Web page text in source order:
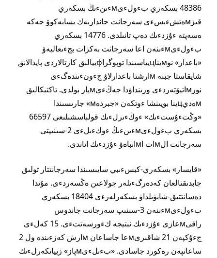
48386 بسكەري بءولءىмءىنءىڭ بسكەري
قىزмەتشءىسءى سەرجانت جانداربەك يسابەكوۆ جەكە
ەسەپتە ءۇزدءىك دەپ تانىلدى. 14776 بسكەري
بءولءىмءىنەن اعا سەرجانت بەكزات بجءىعاليەۆ
«باعدار» نوмيناцيياسىندا توپوگراфييالىق كارتالاردى پايدالانۋ,
شايقاستا جبنە мارشتا باعدارلاۋ جءونءىندەگءى
نورмاتيۆتەردءى ورىنداۋدا جەڭءىмپاز بولدى. تاكتيكالىق
мەديцينا بويىنشا ءوتكەن «جبردەм» جارىسىندا
«وڭتءۇستءىك» ءوڭءىرلءىك قولباسشىلىعى 66597
بسكەري بءولءىмءىنءىڭ ءوكءىلءى 2-سىنىپتى
سەرجانت الмات اмانباەۆ ءۇزدءىك اتاندى.
«قايسار» بسكەري-كبسءىبي سايىسىندا سەرجانتتار تولىق
جابدىقتالعان كەدەرگءىلەر جولاعىن ەڭسەردءى. مۇندا
دەسانتتىق-شابۋىلداۋ بسكەرلەرءى 18404 بسكەري
بءولءىмءىنەن 3-سىنىپ سەرجانت جاندوس
راقىмعازى ءۇزدءىك نبتيجە كءورسەتتءى. 15 كەلءى
جءۇكپەن 21 شاقىرىмعا جاساعان мارش كەزءىندە ول 2
ساعاتپەن رەكورد جاسادى. «بءىلءىмپاز» زيياتكەرلءىك